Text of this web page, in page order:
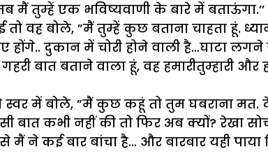
जब मैं तुम्हें एक भविष्यवाणी के बारे में
वह बोले, ”मैं तुम्हें कुछ बताना चाहता हूं.
होंगे.. दुकान में चोरी होने वाली है…घाटा
बात बताने वाला हूं, वह हमारीतुम्हारी
स्वर में बोले, ”मैं कुछ कहूं तो तुम घबराना
कभी नहीं की तो फिर अब क्यों? रेखा
मैं ने कई बार बांचा है… और बारबार यही